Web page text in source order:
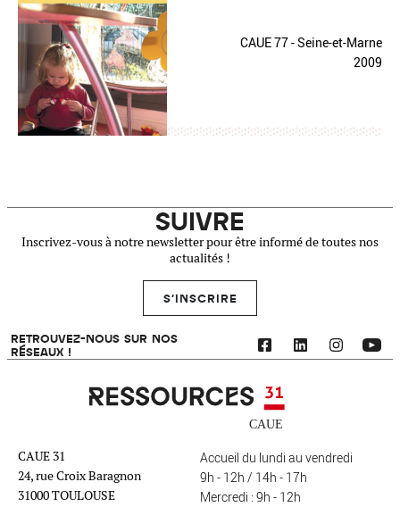
CAUE 77 - Seine-et-Marne
2009
SUIVRE
Inscrivez-vous à notre newsletter pour être informé de toutes nos
actualités !
S'INSCRIRE
RETROUVEZ-NOUS SUR NOS
RÉSEAUX !
Ressources 31
CAUE 31
24, rue Croix Baragnon
31000 TOULOUSE
Accueil du lundi au vendredi
9h - 12h / 14h - 17h
Mercredi : 9h - 12h